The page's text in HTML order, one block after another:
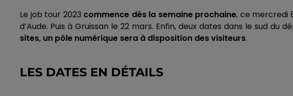
Le job tour 2023 commence dès la semaine prochaine, ce mercredi
d’Aude. Puis à Gruissan le 22 mars. Enfin, deux dates dans le sud du
sites, un pôle numérique sera à disposition des visiteurs.
LES DATES EN DÉTAILS